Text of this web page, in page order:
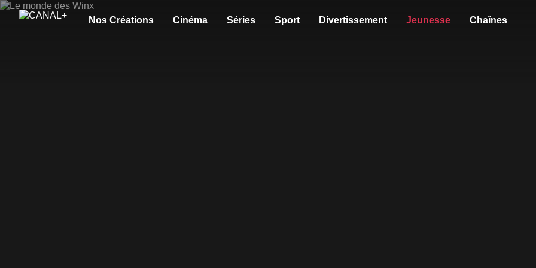
Nos Créations Cinéma Séries Sport Divertissement Jeunesse Chaînes